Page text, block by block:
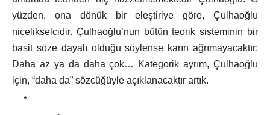
yüzden, ona dönük bir eleştiriye göre, Çulhaoğlu
nicelikselcidir. Çulhaoğlu’nun bütün teorik sisteminin bir
basit söze dayalı olduğu söylense karın ağrımayacaktır:
Daha az ya da daha çok… Kategorik ayrım, Çulhaoğlu
için, “daha da” sözcüğüyle açıklanacaktır artık.
*